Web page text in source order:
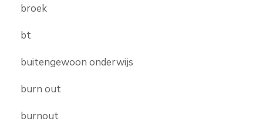
broek
bt
buitengewoon onderwijs
burn out
burnout